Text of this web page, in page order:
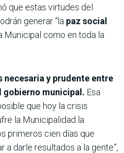
que estas virtudes del
generar “la paz social
Municipal como en toda la
necesaria y prudente entre
gobierno municipal. Esa
que hoy la crisis
la Municipalidad la
primeros cien días que
a darle resultados a la gente”,